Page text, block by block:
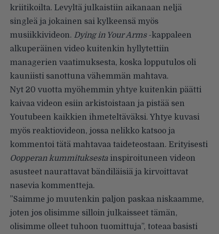
kriitikoilta. Levyltä julkaistiin aikanaan neljä
singleä ja jokainen sai kylkeensä myös
musiikkivideon. Dying in Your Arms-kappaleen
alkuperäinen video kuitenkin hyllytettiin
managerien vaatimuksesta, koska lopputulos oli
kauniisti sanottuna vähemmän mahtava.
Nyt 20 vuotta myöhemmin yhtye kuitenkin päätti
kaivaa videon esiin arkistoistaan ja pistää sen
Youtubeen kaikkien ihmeteltäväksi. Yhtye kuvasi
myös reaktiovideon, jossa nelikko katsoo ja
kommentoi tätä mahtavaa taideteostaan. Erityisesti
Oopperan kummituksesta inspiroituneen videon
asusteet naurattavat bändiläisiä ja kirvoittavat
nasevia kommentteja.
”Saimme jo muutenkin paljon paskaa niskaamme,
joten jos olisimme silloin julkaisseet tämän,
olisimme olleet tuhoon tuomittuja”, toteaa basisti